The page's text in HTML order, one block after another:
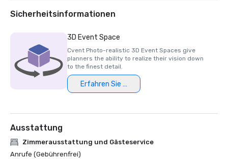
Sicherheitsinformationen
3D Event Space
Cvent Photo-realistic 3D Event Spaces give
planners the ability to realize their vision down
to the finest detail.
Erfahren Sie mehr
Ausstattung
Zimmerausstattung und Gästeservice
Anrufe (Gebührenfrei)